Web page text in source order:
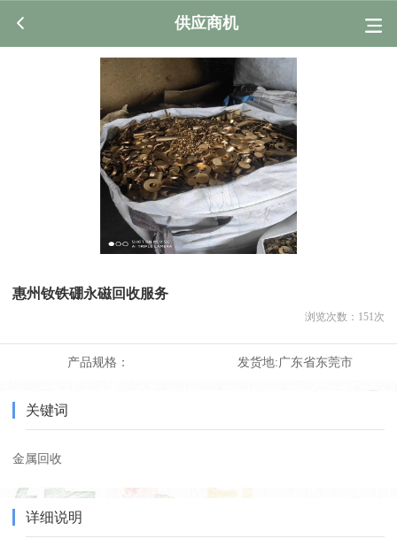
供应商机
惠州钕铁硼永磁回收服务
浏览次数： 151 次
产品规格： 发货地:广东省东莞市
关键词
金属回收
详细说明